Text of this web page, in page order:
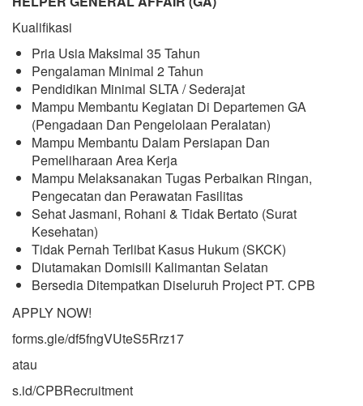
Kualifikasi
Pria Usia Maksimal 35 Tahun
Pengalaman Minimal 2 Tahun
Pendidikan Minimal SLTA / Sederajat
Mampu Membantu Kegiatan Di Departemen GA
(Pengadaan Dan Pengelolaan Peralatan)
Mampu Membantu Dalam Persiapan Dan
Pemeliharaan Area Kerja
Mampu Melaksanakan Tugas Perbaikan Ringan,
Pengecatan dan Perawatan Fasilitas
Sehat Jasmani, Rohani & Tidak Bertato (Surat
Kesehatan)
Tidak Pernah Terlibat Kasus Hukum (SKCK)
Diutamakan Domisili Kalimantan Selatan
Bersedia Ditempatkan Diseluruh Project PT. CPB
APPLY NOW!
forms.gle/df5fngVUteS5Rrz17
atau
s.id/CPBRecruitment